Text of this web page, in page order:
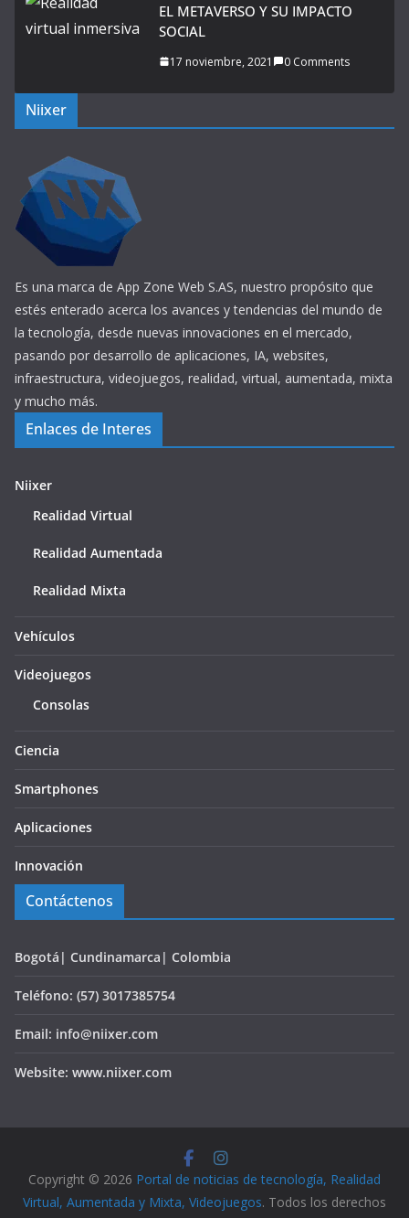
EL METAVERSO Y SU IMPACTO
SOCIAL
17 noviembre, 2021 0 Comments
Niixer
Es una marca de App Zone Web S.AS, nuestro propósito que
estés enterado acerca los avances y tendencias del mundo de
la tecnología, desde nuevas innovaciones en el mercado,
pasando por desarrollo de aplicaciones, IA, websites,
infraestructura, videojuegos, realidad, virtual, aumentada, mixta
y mucho más.
Enlaces de Interes
Niixer
Realidad Virtual
Realidad Aumentada
Realidad Mixta
Vehículos
Videojuegos
Consolas
Ciencia
Smartphones
Aplicaciones
Innovación
Contáctenos
Bogotá| Cundinamarca| Colombia
Teléfono: (57) 3017385754
Email: info@niixer.com
Website: www.niixer.com
Copyright © 2026 Portal de noticias de tecnología, Realidad
Virtual, Aumentada y Mixta, Videojuegos. Todos los derechos